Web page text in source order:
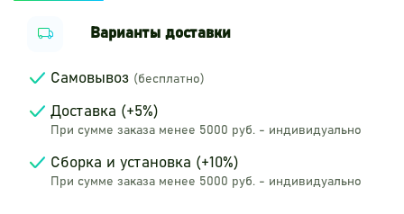
Варианты доставки
Самовывоз (бесплатно)
Доставка (+5%)
При сумме заказа менее 5000 руб. - индивидуально
Сборка и установка (+10%)
При сумме заказа менее 5000 руб. - индивидуально